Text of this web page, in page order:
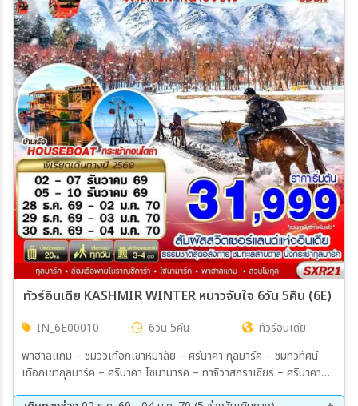
ทัวร์อินเดีย KASHMIR WINTER หนาวจับใจ 6วัน 5คืน (6E)
IN_6E00010 6วัน 5คืน
ทัวร์อินเดีย
พาฮาลแกม – ชมวิวเทือกเขาหิมาลัย – ศรีนาคา กุลมาร์ค – ชมทิวทัศน์
เทือกเขากุลมาร์ค – ศรีนาคา โซนามาร์ค – ทาจิวาสกราเซียร์ – ศรีนาคา